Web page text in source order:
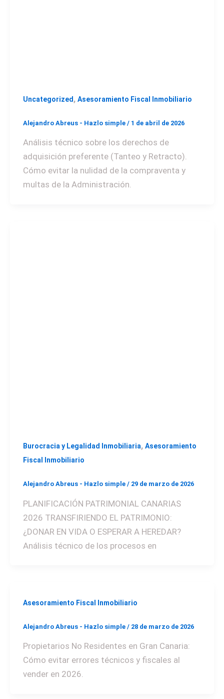
Uncategorized , Asesoramiento Fiscal Inmobiliario
Alejandro Abreus - Hazlo simple / 1 de abril de 2026
Análisis técnico sobre los derechos de
adquisición preferente (Tanteo y Retracto).
Cómo evitar la nulidad de la compraventa y
multas de la Administración.
Burocracia y Legalidad Inmobiliaria, Asesoramiento
Fiscal Inmobiliario
Alejandro Abreus - Hazlo simple / 29 de marzo de 2026
PLANIFICACIÓN PATRIMONIAL CANARIAS
2026 TRANSFIRIENDO EL PATRIMONIO:
¿DONAR EN VIDA O ESPERAR A HEREDAR?
Análisis técnico de los procesos en
Asesoramiento Fiscal Inmobiliario
Alejandro Abreus - Hazlo simple / 28 de marzo de 2026
Propietarios No Residentes en Gran Canaria:
Cómo evitar errores técnicos y fiscales al
vender en 2026.